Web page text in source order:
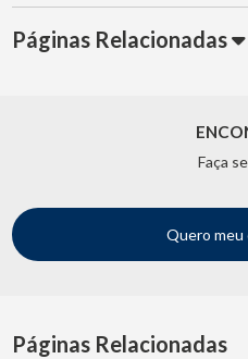
Páginas Relacionadas
Faça
Quero meu
Páginas Relacionadas